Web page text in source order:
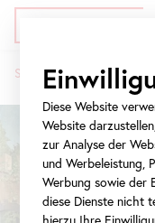
zum
Inhalt
Meta-
Navigation
springen
Navigation
springen
Startseite Ausstellungen
Diese Website
Website
zur Analyse der
und Werbeleistung,
Werbung sowie der
diese Dienste nicht